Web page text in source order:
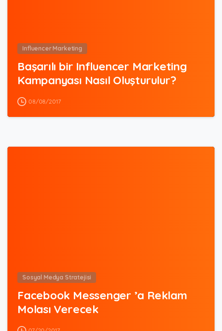
Influencer Marketing
Başarılı bir Influencer Marketing
Kampanyası Nasıl Oluşturulur?
08/08/2017
Sosyal Medya Stratejisi
Facebook Messenger ’a Reklam
Molası Verecek